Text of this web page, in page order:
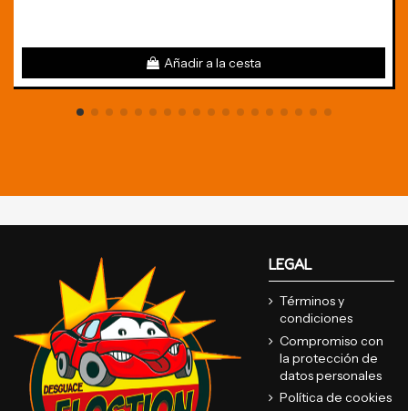
Añadir a la cesta
LEGAL
Términos y
condiciones
Compromiso con
la protección de
datos personales
Política de cookies